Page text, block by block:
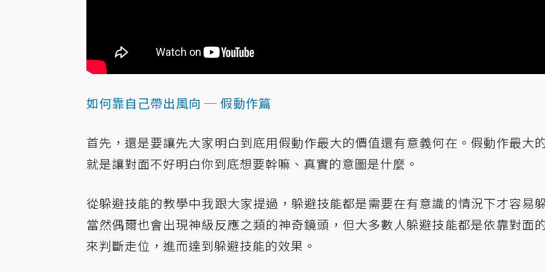
如何靠自己帶出風向 ─ 假動作篇
首先，還是要讓先大家明白到底用假動作最大的價值還有意義何在。假動作最大
就是讓對面不好明白你到底想要幹嘛、真實的意圖是什麼。
從躲避技能的教學中我跟大家提過，躲避技能都是需要在有意識的情況下才容易
當然偶爾也會出現神級反應之類的神奇鏡頭，但大多數人躲避技能都是依靠對面
來判斷走位，進而達到躲避技能的效果。